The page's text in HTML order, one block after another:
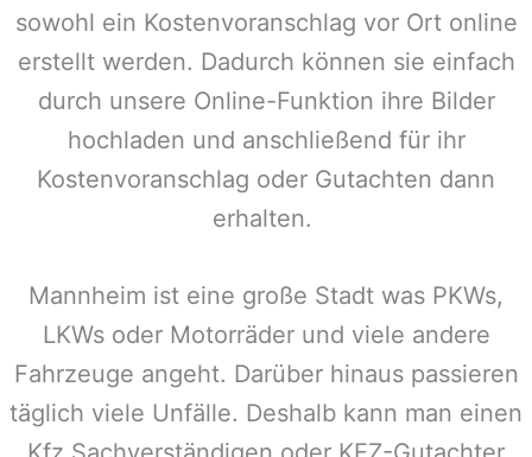
sowohl ein Kostenvoranschlag vor Ort online
erstellt werden. Dadurch können sie einfach
durch unsere Online-Funktion ihre Bilder
hochladen und anschließend für ihr
Kostenvoranschlag oder Gutachten dann
erhalten.
Mannheim ist eine große Stadt was PKWs,
LKWs oder Motorräder und viele andere
Fahrzeuge angeht. Darüber hinaus passieren
täglich viele Unfälle. Deshalb kann man einen